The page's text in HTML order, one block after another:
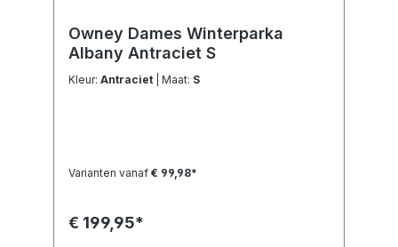
Owney Dames Winterparka
Albany Antraciet S
Kleur: Antraciet | Maat: S
Varianten vanaf € 99,98*
€ 199,95*